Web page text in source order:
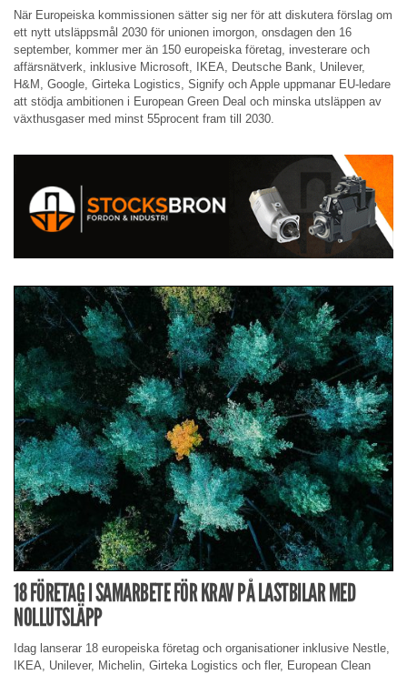
När Europeiska kommissionen sätter sig ner för att diskutera förslag om
ett nytt utsläppsmål 2030 för unionen imorgon, onsdagen den 16
september, kommer mer än 150 europeiska företag, investerare och
affärsnätverk, inklusive Microsoft, IKEA, Deutsche Bank, Unilever,
H&M, Google, Girteka Logistics, Signify och Apple uppmanar EU-ledare
att stödja ambitionen i European Green Deal och minska utsläppen av
växthusgaser med minst 55procent fram till 2030.
18 FÖRETAG I SAMARBETE FÖR KRAV PÅ LASTBILAR MED
NOLLUTSLÄPP
Idag lanserar 18 europeiska företag och organisationer inklusive Nestle,
IKEA, Unilever, Michelin, Girteka Logistics och fler, European Clean